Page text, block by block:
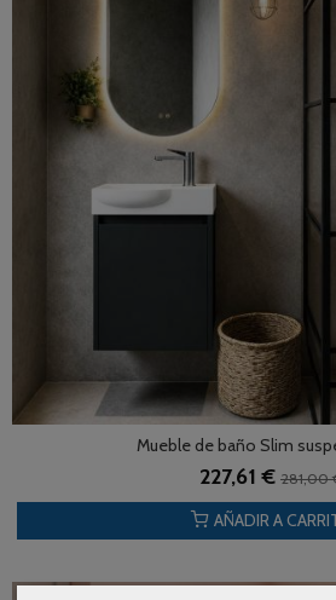
Mueble de baño Slim
227,61 € 281,00
AÑADIR A